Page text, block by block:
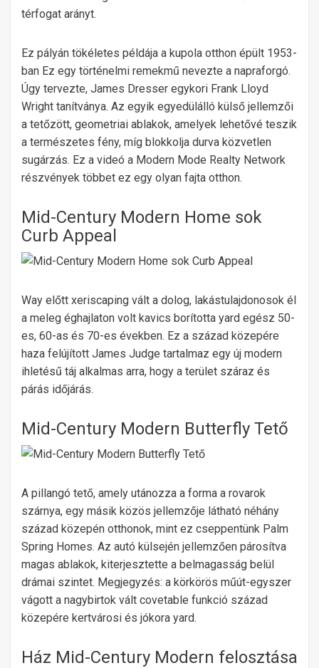
térfogat arányt.
Ez pályán tökéletes példája a kupola otthon épült 1953-
ban Ez egy történelmi remekmű nevezte a napraforgó.
Úgy tervezte, James Dresser egykori Frank Lloyd
Wright tanítványa. Az egyik egyedülálló külső jellemzői
a tetőzött, geometriai ablakok, amelyek lehetővé teszik
a természetes fény, míg blokkolja durva közvetlen
sugárzás. Ez a videó a Modern Mode Realty Network
részvények többet ez egy olyan fajta otthon.
Mid-Century Modern Home sok
Curb Appeal
Way előtt xeriscaping vált a dolog, lakástulajdonosok él
a meleg éghajlaton volt kavics borította yard egész 50-
es, 60-as és 70-es években. Ez a század közepére
haza felújított James Judge tartalmaz egy új modern
ihletésű táj alkalmas arra, hogy a terület száraz és
párás időjárás.
Mid-Century Modern Butterfly Tető
A pillangó tető, amely utánozza a forma a rovarok
szárnya, egy másik közös jellemzője látható néhány
század közepén otthonok, mint ez cseppentünk Palm
Spring Homes. Az autó külsején jellemzően párosítva
magas ablakok, kiterjesztette a belmagasság belül
drámai szintet. Megjegyzés: a körkörös műút-egyszer
vágott a nagybirtok vált covetable funkció század
közepére kertvárosi és jókora yard.
Ház Mid-Century Modern felosztása